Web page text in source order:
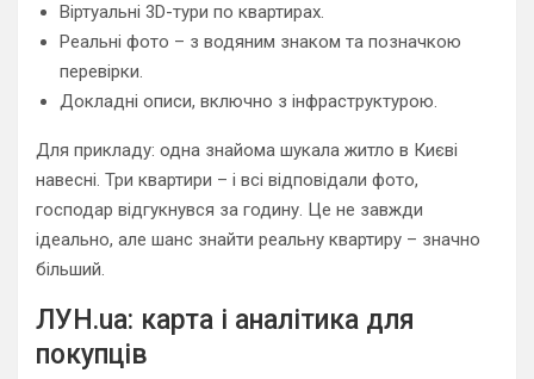
Віртуальні 3D-тури по квартирах.
Реальні фото – з водяним знаком та позначкою
перевірки.
Докладні описи, включно з інфраструктурою.
Для прикладу: одна знайома шукала житло в Києві
навесні. Три квартири – і всі відповідали фото,
господар відгукнувся за годину. Це не завжди
ідеально, але шанс знайти реальну квартиру – значно
більший.
ЛУН.ua: карта і аналітика для
покупців